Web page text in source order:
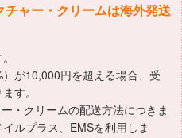
ャー・クリームは海外発送
が10,000円を超える場合、受
す。
・クリームの配送方法につきま
ルプラス、EMSを利用しま